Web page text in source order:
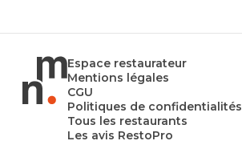
Espace restaurateur
Mentions légales
CGU
Politiques de confidentialités
Tous les restaurants
Les avis RestoPro